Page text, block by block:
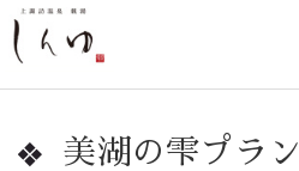
美湖の雫プラン